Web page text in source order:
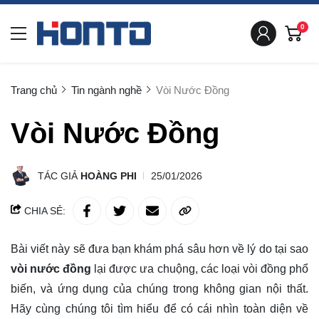
0
Trang chủ Tin ngành nghề Vòi Nước Đồng
Vòi Nước Đồng
TÁC GIẢ HOÀNG PHI 25/01/2026
CHIA SẺ:
Bài viết này sẽ đưa bạn khám phá sâu hơn về lý do tại sao
vòi nước đồng lại được ưa chuộng, các loại vòi đồng phổ
biến, và ứng dụng của chúng trong không gian nội thất.
Hãy cùng chúng tôi tìm hiểu để có cái nhìn toàn diện về